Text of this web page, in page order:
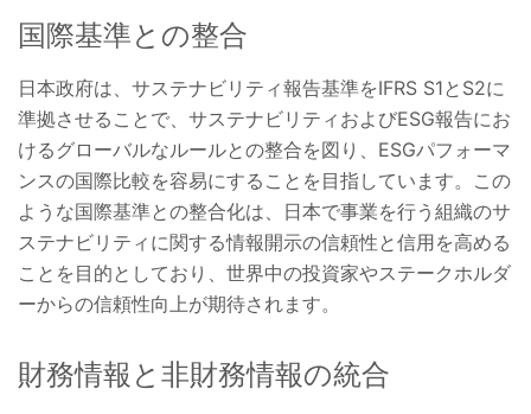
国際基準との整合
日本政府は、サステナビリティ報告基準をIFRS S1とS2に
準拠させることで、サステナビリティおよびESG報告にお
けるグローバルなルールとの整合を図り、ESGパフォーマ
ンスの国際比較を容易にすることを目指しています。この
ような国際基準との整合化は、日本で事業を行う組織のサ
ステナビリティに関する情報開示の信頼性と信用を高める
ことを目的としており、世界中の投資家やステークホルダ
ーからの信頼性向上が期待されます。
財務情報と非財務情報の統合